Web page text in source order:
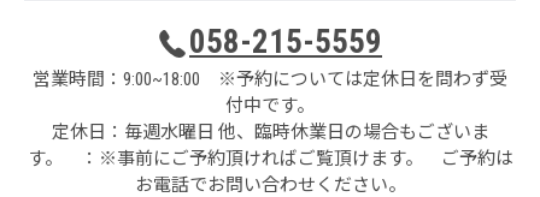
058-215-5559
営業時間：9:00~18:00 ※予約については定休日を問わず受
付中です。
定休日：毎週水曜日 他、臨時休業日の場合もございま
す。 ：※事前にご予約頂ければご覧頂けます。 ご予約は
お電話でお問い合わせください。